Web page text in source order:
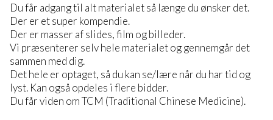
Du får adgang til alt materialet så længe du ønsker det.
Der er et super kompendie.
Der er masser af slides, film og billeder.
Vi præsenterer selv hele materialet og gennemgår det
sammen med dig.
Det hele er optaget, så du kan se/lære når du har tid og
lyst. Kan også opdeles i flere bidder.
Du får viden om TCM (Traditional Chinese Medicine).